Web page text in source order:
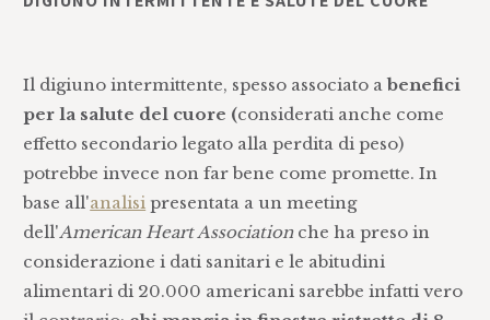
Il digiuno intermittente, spesso associato abenefici
per la salute del cuore (considerati anche come
effetto secondario legato alla perdita di peso)
potrebbe invece non far bene come promette. In
base all'analisi presentata a un meeting
dell'American Heart Associationche ha preso in
considerazione i dati sanitari e le abitudini
alimentari di 20.000 americani sarebbe infatti vero